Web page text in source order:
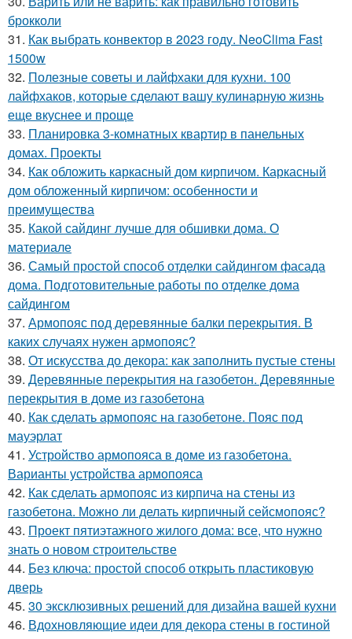
брокколи
31. Как выбрать конвектор в 2023 году. NeoClima Fast
1500w
32. Полезные советы и лайфхаки для кухни. 100
лайфхаков, которые сделают вашу кулинарную жизнь
еще вкуснее и проще
33. Планировка 3-комнатных квартир в панельных
домах. Проекты
34. Как обложить каркасный дом кирпичом. Каркасный
дом обложенный кирпичом: особенности и
преимущества
35. Какой сайдинг лучше для обшивки дома. О
материале
36. Самый простой способ отделки сайдингом фасада
дома. Подготовительные работы по отделке дома
сайдингом
37. Армопояс под деревянные балки перекрытия. В
каких случаях нужен армопояс?
38. От искусства до декора: как заполнить пустые стены
39. Деревянные перекрытия на газобетон. Деревянные
перекрытия в доме из газобетона
40. Как сделать армопояс на газобетоне. Пояс под
мауэрлат
41. Устройство армопояса в доме из газобетона.
Варианты устройства армопояса
42. Как сделать армопояс из кирпича на стены из
газобетона. Можно ли делать кирпичный сейсмопояс?
43. Проект пятиэтажного жилого дома: все, что нужно
знать о новом строительстве
44. Без ключа: простой способ открыть пластиковую
дверь
45. 30 эксклюзивных решений для дизайна вашей кухни
46. Вдохновляющие идеи для декора стены в гостиной